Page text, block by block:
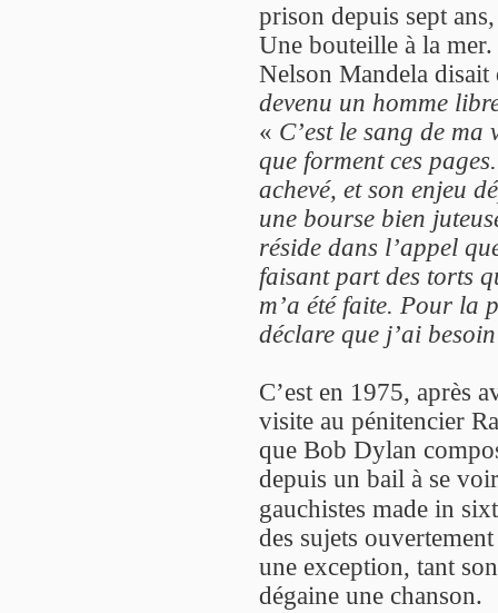
prison depuis sept
Une bouteille à la
Nelson Mandela
devenu un homme
« C’est le sang de
que forment ces
achevé, et son enjeu
une bourse bien
réside dans l’appel
faisant part des torts
m’a été faite. Pour la
déclare que j’ai
C’est en 1975, après
visite au pénitencier
que Bob Dylan
depuis un bail à se
gauchistes made in
des sujets
une exception, tant
dégaine une chanson.